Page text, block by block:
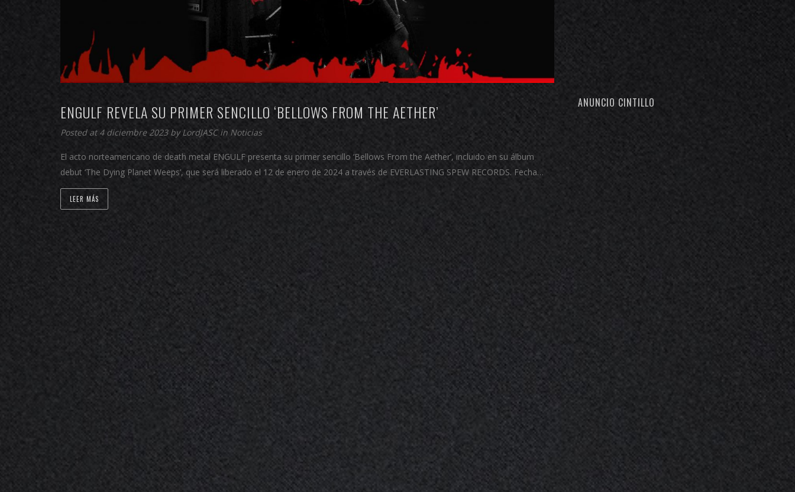
ENGULF REVELA SU PRIMER SENCILLO ‘BELLOWS FROM THE AETHER’
Posted at 4 diciembre 2023 byLordJASCin Noticias
El acto norteamericano de death metal ENGULF presenta su primer sencillo ‘Bellows From the Aether’, incluido en su álbum
debut ‘The Dying Planet Weeps’, que será liberado el 12 de enero de 2024 a través de EVERLASTING SPEW RECORDS. Fecha…
LEER MÁS
ANUNCIO CINTILLO